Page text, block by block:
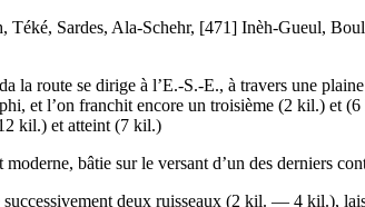
Téké, Sardes, Ala-Schehr, [471] Inèh-Gueul,
route se dirige à l’E.-S.-E., à travers une
et l’on franchit encore un troisième (2 kil.) et
kil.) et atteint (7 kil.)
bâtie sur le versant d’un des derniers
deux ruisseaux (2 kil. — 4 kil.),